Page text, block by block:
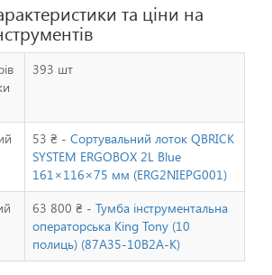
та ціни на
393 шт
53 ₴ - Сортувальний лоток QBRICK
SYSTEM ERGOBOX 2L Blue
161×116×75 мм (ERG2NIEPG001)
63 800 ₴ - Тумба інструментальна
операторська King Tony (10
полиць) (87A35-10B2A-K)